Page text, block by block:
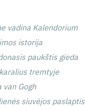
vadina Kalendorium
istorija
paukštis gieda
tremtyje
van Gogh
siuvėjos paslaptis